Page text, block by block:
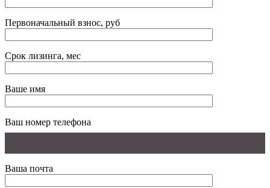
Первоначальный взнос, руб
Срок лизинга, мес
Ваше имя
Ваш номер телефона
Ваша почта